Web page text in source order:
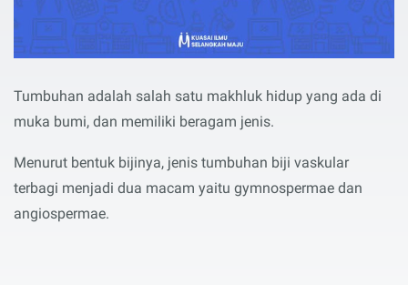
Tumbuhan adalah salah satu makhluk hidup yang ada di
muka bumi, dan memiliki beragam jenis.
Menurut bentuk bijinya, jenis tumbuhan biji vaskular
terbagi menjadi dua macam yaitu gymnospermae dan
angiospermae.